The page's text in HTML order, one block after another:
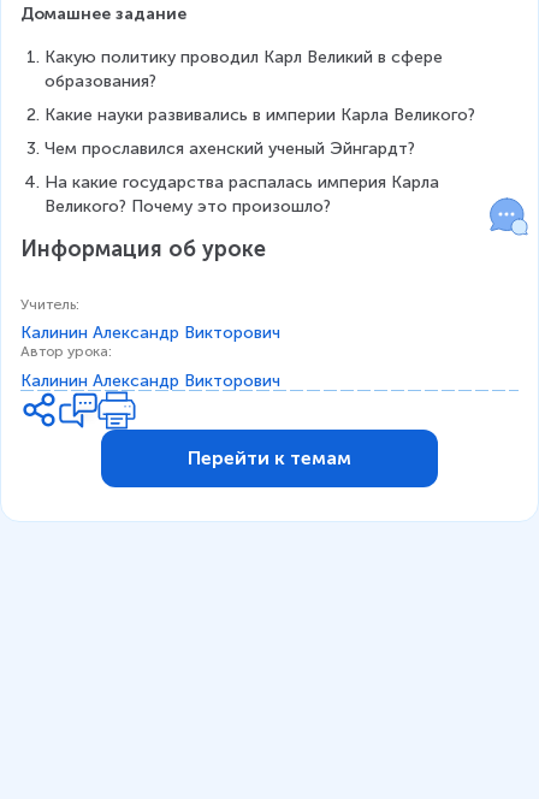
Домашнее задание
Какую политику проводил Карл Великий в сфере
образования?
Какие науки развивались в империи Карла Великого?
Чем прославился ахенский ученый Эйнгардт?
На какие государства распалась империя Карла
Великого? Почему это произошло?
Информация об уроке
Учитель:
Калинин Александр Викторович
Автор урока:
Калинин Александр Викторович
Перейти к темам